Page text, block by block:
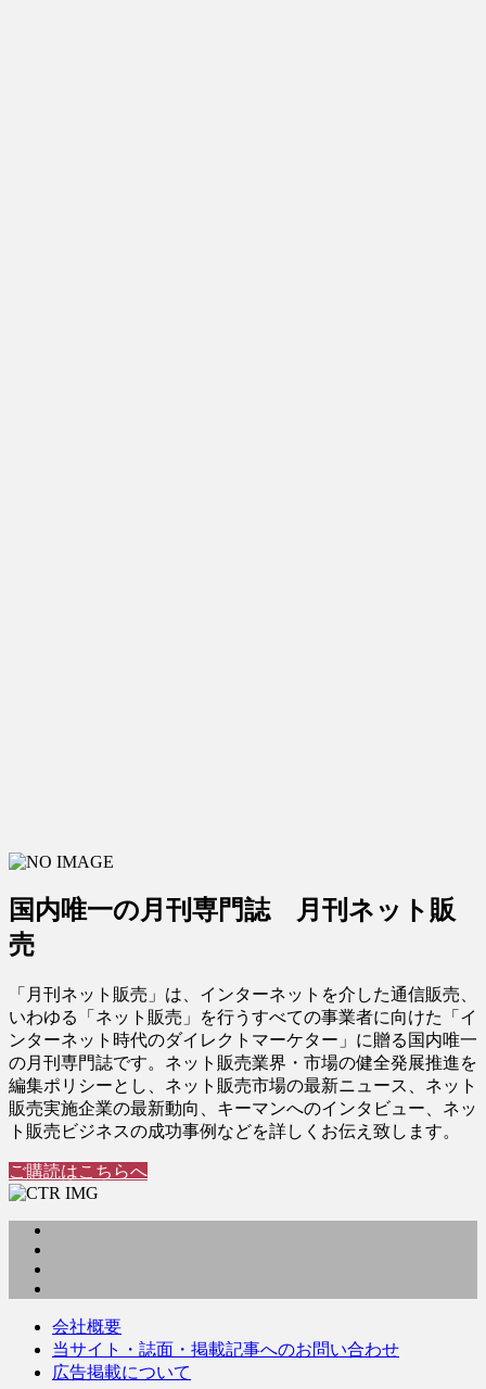
国内唯一の月刊専門誌 月刊ネット販
売
「月刊ネット販売」は、インターネットを介した通信販売、
いわゆる「ネット販売」を行うすべての事業者に向けた「イ
ンターネット時代のダイレクトマーケター」に贈る国内唯一
の月刊専門誌です。ネット販売業界・市場の健全発展推進を
編集ポリシーとし、ネット販売市場の最新ニュース、ネット
販売実施企業の最新動向、キーマンへのインタビュー、ネッ
ト販売ビジネスの成功事例などを詳しくお伝え致します。
ご購読はこちらへ
会社概要
当サイト・誌面・掲載記事へのお問い合わせ
広告掲載について